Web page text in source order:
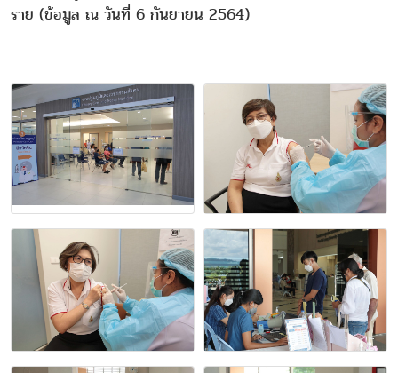
ราย (ข้อมูล ณ วันที่ 6 กันยายน 2564)